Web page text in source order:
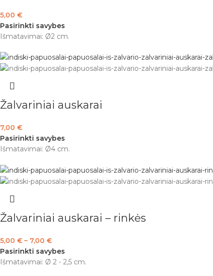
5,00 €
Pasirinkti savybes
Išmatavimai: Ø2 cm.
Žalvariniai auskarai
7,00 €
Pasirinkti savybes
Išmatavimai: Ø4 cm.
Žalvariniai auskarai – rinkės
5,00 € – 7,00 €
Pasirinkti savybes
Išmatavimai: Ø 2 - 2,5 cm.